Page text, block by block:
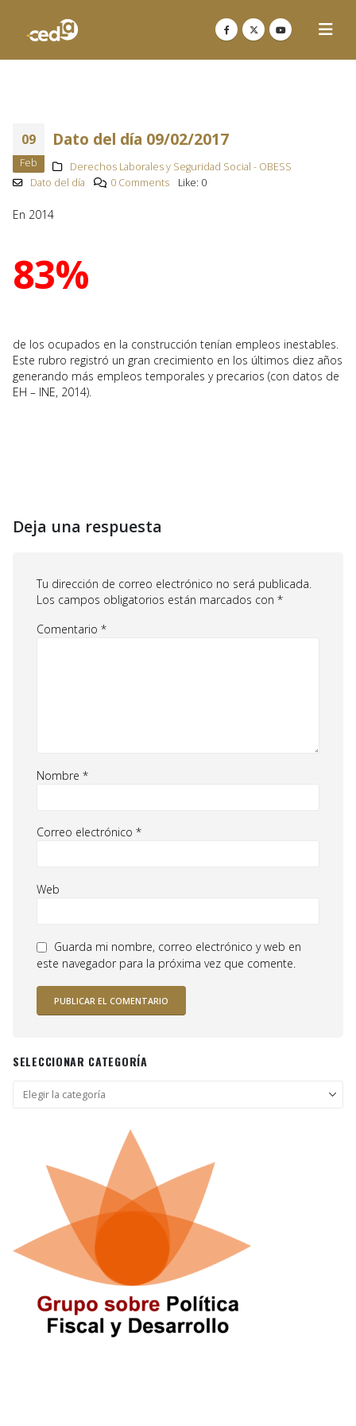
09
Feb
Dato del día 09/02/2017
Derechos Laborales y Seguridad Social - OBESS
Dato del día
0 Comments Like: 0
En 2014
83%
de los ocupados en la construcción tenían empleos inestables.
Este rubro registró un gran crecimiento en los últimos diez años
generando más empleos temporales y precarios (con datos de
EH – INE, 2014).
Deja una respuesta
Tu dirección de correo electrónico no será publicada.
Los campos obligatorios están marcados con *
Comentario *
Nombre *
Correo electrónico *
Web
Guarda mi nombre, correo electrónico y web en
este navegador para la próxima vez que comente.
SELECCIONAR CATEGORÍA
Seleccionar
categoría